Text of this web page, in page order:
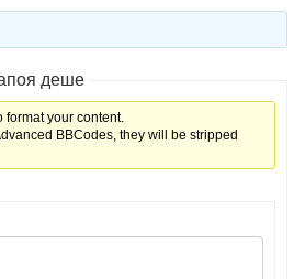
деше
format your content.
BBCodes, they will be stripped